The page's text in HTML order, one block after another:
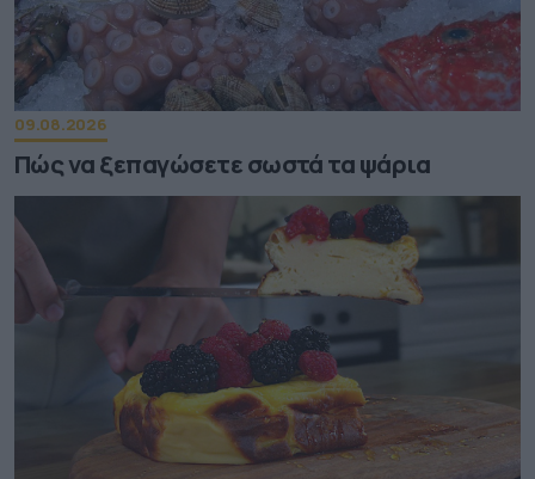
09.08.2026
Πώς να ξεπαγώσετε σωστά τα ψάρια